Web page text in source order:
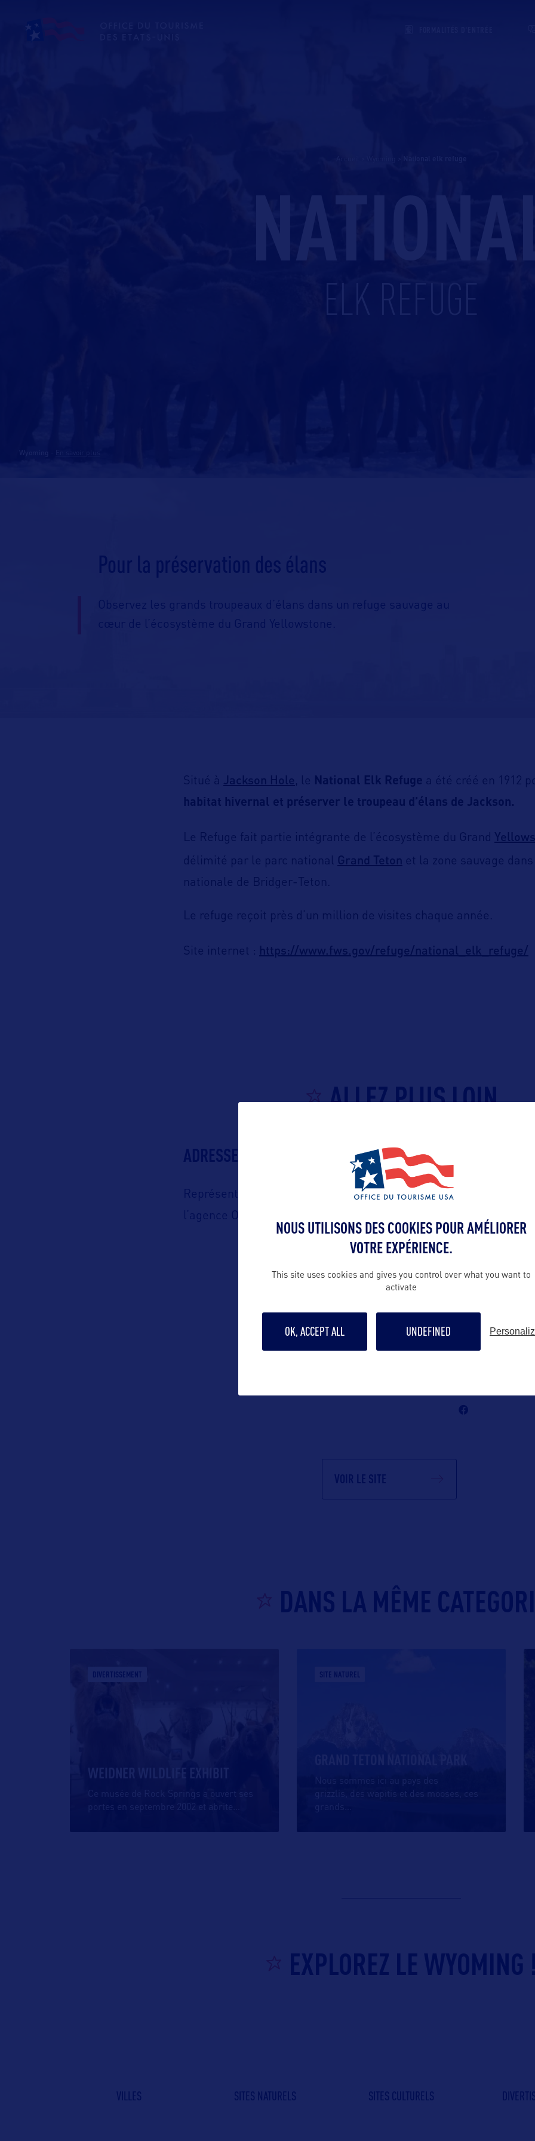
ELK REFUGE
Wyoming
Pour la préservation des élans
Observez les grands troupeaux d’élans dans un refuge sauvage au
cœur de l’écosystème du Grand Yellowstone.
Situé à Jackson Hole , le National Elk Refuge a été créé en 1912
habitat hivernal et préserver le troupeau d’élans de Jackson.
Le Refuge fait partie intégrante de l’écosystème du Grand
délimité par le parc national Grand Teton et la zone sauvage
nationale de Bridger-Teton.
Le refuge reçoit près d’un million de visites chaque année.
Site internet : https://www.fws.gov/refuge/national_elk_refuge/
ALLEZ PLUS LOIN
ADRESSES
Représenté en France par
l’agence Orkestra Tourism
Contact pro
Contact grand
VOIR LE SITE
DANS LA MÊME
DIVERTISSEMENT
WEIDNER WILDLIFE EXHIBIT
Ce musée de Rock Springs a ouvert ses
portes en septembre 2002 et abrite
SITE NATUREL
Nous sommes ici au pays des
grizzlis, des wapitis et des mooses, ces
EXPLOREZ LE WYOMING
VILLES SITES NATURELS SITES CULTURELS
NOUS UTILISONS DES COOKIES POUR AMÉLIORER
VOTRE EXPÉRIENCE.
This site uses cookies and gives you control over what you want to
activate
OK, ACCEPT ALL UNDEFINED